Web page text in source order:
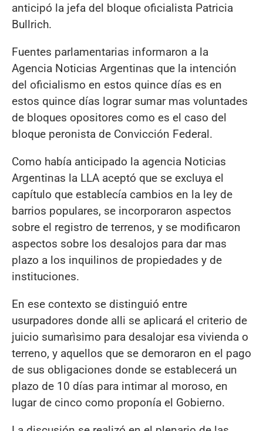
anticipó la jefa del bloque oficialista Patricia
Bullrich.
Fuentes parlamentarias informaron a la
Agencia Noticias Argentinas que la intención
del oficialismo en estos quince días es en
estos quince días lograr sumar mas voluntades
de bloques opositores como es el caso del
bloque peronista de Convicción Federal.
Como había anticipado la agencia Noticias
Argentinas la LLA aceptó que se excluya el
capítulo que establecía cambios en la ley de
barrios populares, se incorporaron aspectos
sobre el registro de terrenos, y se modificaron
aspectos sobre los desalojos para dar mas
plazo a los inquilinos de propiedades y de
instituciones.
En ese contexto se distinguió entre
usurpadores donde alli se aplicará el criterio de
juicio sumarìsimo para desalojar esa vivienda o
terreno, y aquellos que se demoraron en el pago
de sus obligaciones donde se establecerá un
plazo de 10 días para intimar al moroso, en
lugar de cinco como proponía el Gobierno.